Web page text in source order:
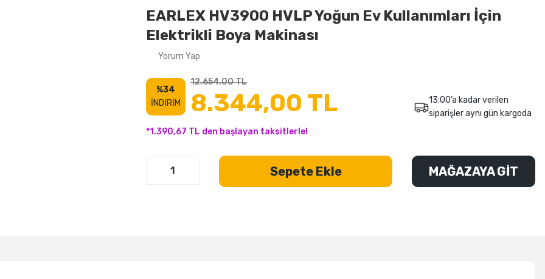
EARLEX HV3900 HVLP Yoğun Ev Kullanımları İçin
Elektrikli Boya Makinası
Yorum Yap
%34
İNDİRİM
12.654,00 TL
8.344,00 TL
*1.390,67 TL den başlayan taksitlerle!
13:00’a kadar verilen
siparişler aynı gün kargoda
Sepete Ekle MAĞAZAYA GİT